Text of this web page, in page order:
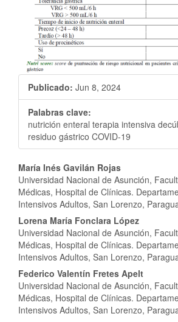
artículo
Publicado: Jun 8, 2024
Palabras clave:
nutrición enteral terapia intensiva
residuo gástrico COVID-19
Contenido
principal
del
artículo
María Inés Gavilán Rojas
Universidad Nacional de Asunción,
Médicas, Hospital de Clínicas.
Intensivos Adultos, San Lorenzo,
Lorena María Fonclara López
Universidad Nacional de Asunción,
Médicas, Hospital de Clínicas.
Intensivos Adultos, San Lorenzo,
Federico Valentín Fretes Apelt
Universidad Nacional de Asunción,
Médicas, Hospital de Clínicas.
Intensivos Adultos, San Lorenzo,